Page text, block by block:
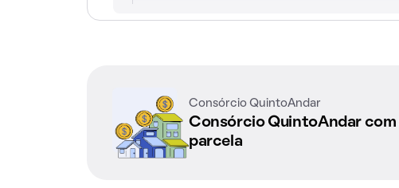
Consórcio QuintoAndar
Consórcio QuintoAndar com
parcela